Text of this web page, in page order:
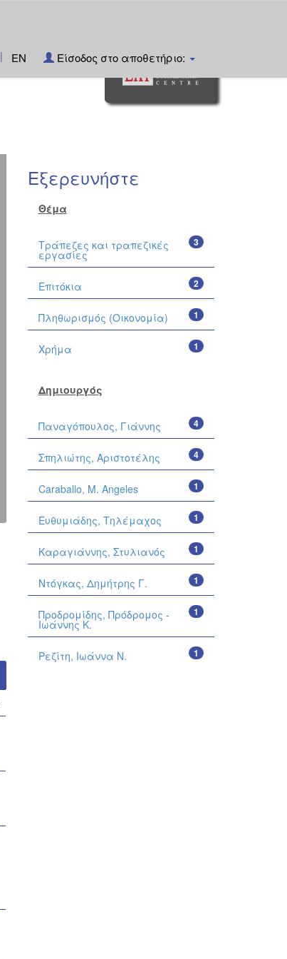
| EN Είσοδος στο αποθετήριο:
Εξερευνήστε
Θέμα
3
Τράπεζες και τραπεζικές
εργασίες
2
Επιτόκια
1
Πληθωρισμός (Οικονομία)
1
Χρήμα
Δημιουργός
4
Παναγόπουλος, Γιάννης
4
Σπηλιώτης, Αριστοτέλης
1
Caraballo, M. Angeles
1
Ευθυμιάδης, Τηλέμαχος
1
Καραγιάννης, Στυλιανός
1
Ντόγκας, Δημήτρης Γ.
1
Προδρομίδης, Πρόδρομος -
Ιωάννης Κ.
1
Ρεζίτη, Ιωάννα Ν.